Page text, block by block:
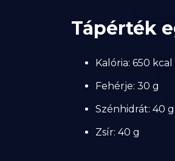
Tápérték
Kalória: 650 kcal
Fehérje: 30 g
Szénhidrát: 40 g
Zsír: 40 g